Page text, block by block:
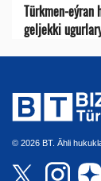
Türkmen-eýran
geljekki
© 2026 BT. Ähli